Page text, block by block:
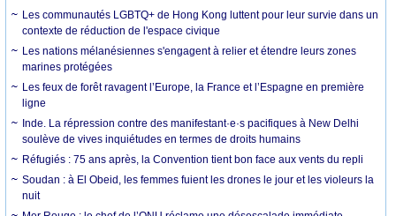
Les communautés LGBTQ+ de Hong Kong luttent pour leur survie dans un
contexte de réduction de l'espace civique
Les nations mélanésiennes s'engagent à relier et étendre leurs zones
marines protégées
Les feux de forêt ravagent l’Europe, la France et l’Espagne en première
ligne
Inde. La répression contre des manifestant·e·s pacifiques à New Delhi
soulève de vives inquiétudes en termes de droits humains
Réfugiés : 75 ans après, la Convention tient bon face aux vents du repli
Soudan : à El Obeid, les femmes fuient les drones le jour et les violeurs la
nuit